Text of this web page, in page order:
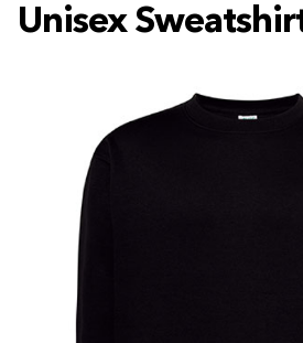
Unisex